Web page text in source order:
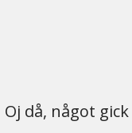
Oj då, något